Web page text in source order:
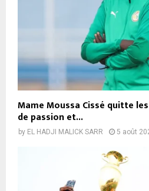
Mame Moussa Cissé quitte
de passion et...
by EL HADJI MALICK SARR 5 août